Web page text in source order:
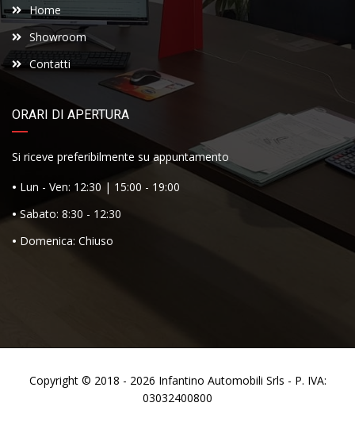
Home
Showroom
Contatti
ORARI DI APERTURA
Si riceve preferibilmente su appuntamento
• Lun - Ven: 12:30 | 15:00 - 19:00
•Sabato: 8:30 - 12:30
• Domenica: Chiuso
Copyright © 2018 - 2026 Infantino Automobili Srls - P. IVA:
03032400800